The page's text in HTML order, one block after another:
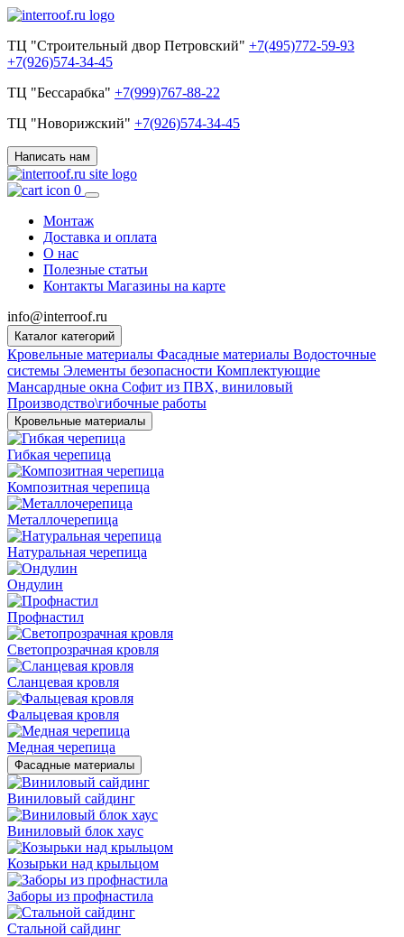
ТЦ "Строительный двор Петровский" +7(495)772-59-93
+7(926)574-34-45
ТЦ "Бессарабка" +7(999)767-88-22
ТЦ "Новорижский" +7(926)574-34-45
Написать нам
0
Монтаж
Доставка и оплата
О нас
Полезные статьи
Контакты Магазины на карте
info@interroof.ru
Каталог категорий
Кровельные материалы Фасадные материалы Водосточные
системы Элементы безопасности Комплектующие
Мансардные окна Софит из ПВХ, виниловый
Производство\гибочные работы
Кровельные материалы
Гибкая черепица
Композитная черепица
Металлочерепица
Натуральная черепица
Ондулин
Профнастил
Светопрозрачная кровля
Сланцевая кровля
Фальцевая кровля
Медная черепица
Фасадные материалы
Виниловый сайдинг
Виниловый блок хаус
Козырьки над крыльцом
Заборы из профнастила
Стальной сайдинг